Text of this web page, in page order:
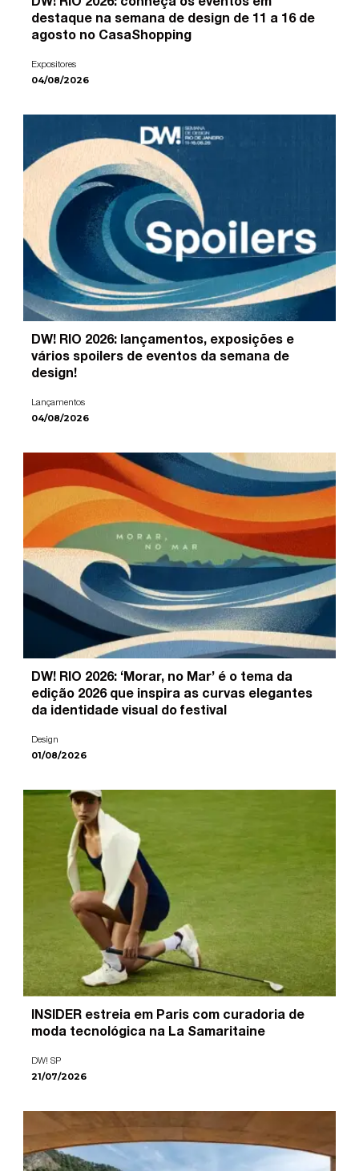
DW! RIO 2026: conheça os eventos em
destaque na semana de design de 11 a 16 de
agosto no CasaShopping
Expositores
04/08/2026
DW! RIO 2026: lançamentos, exposições e
vários spoilers de eventos da semana de
design!
Lançamentos
04/08/2026
DW! RIO 2026: ‘Morar, no Mar’ é o tema da
edição 2026 que inspira as curvas elegantes
da identidade visual do festival
Design
01/08/2026
INSIDER estreia em Paris com curadoria de
moda tecnológica na La Samaritaine
DW! SP
21/07/2026